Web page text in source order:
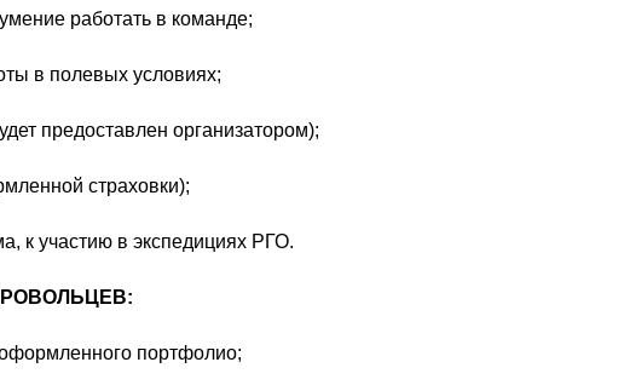
работать в команде;
в полевых условиях;
предоставлен организатором);
страховки);
к участию в экспедициях РГО.
портфолио;